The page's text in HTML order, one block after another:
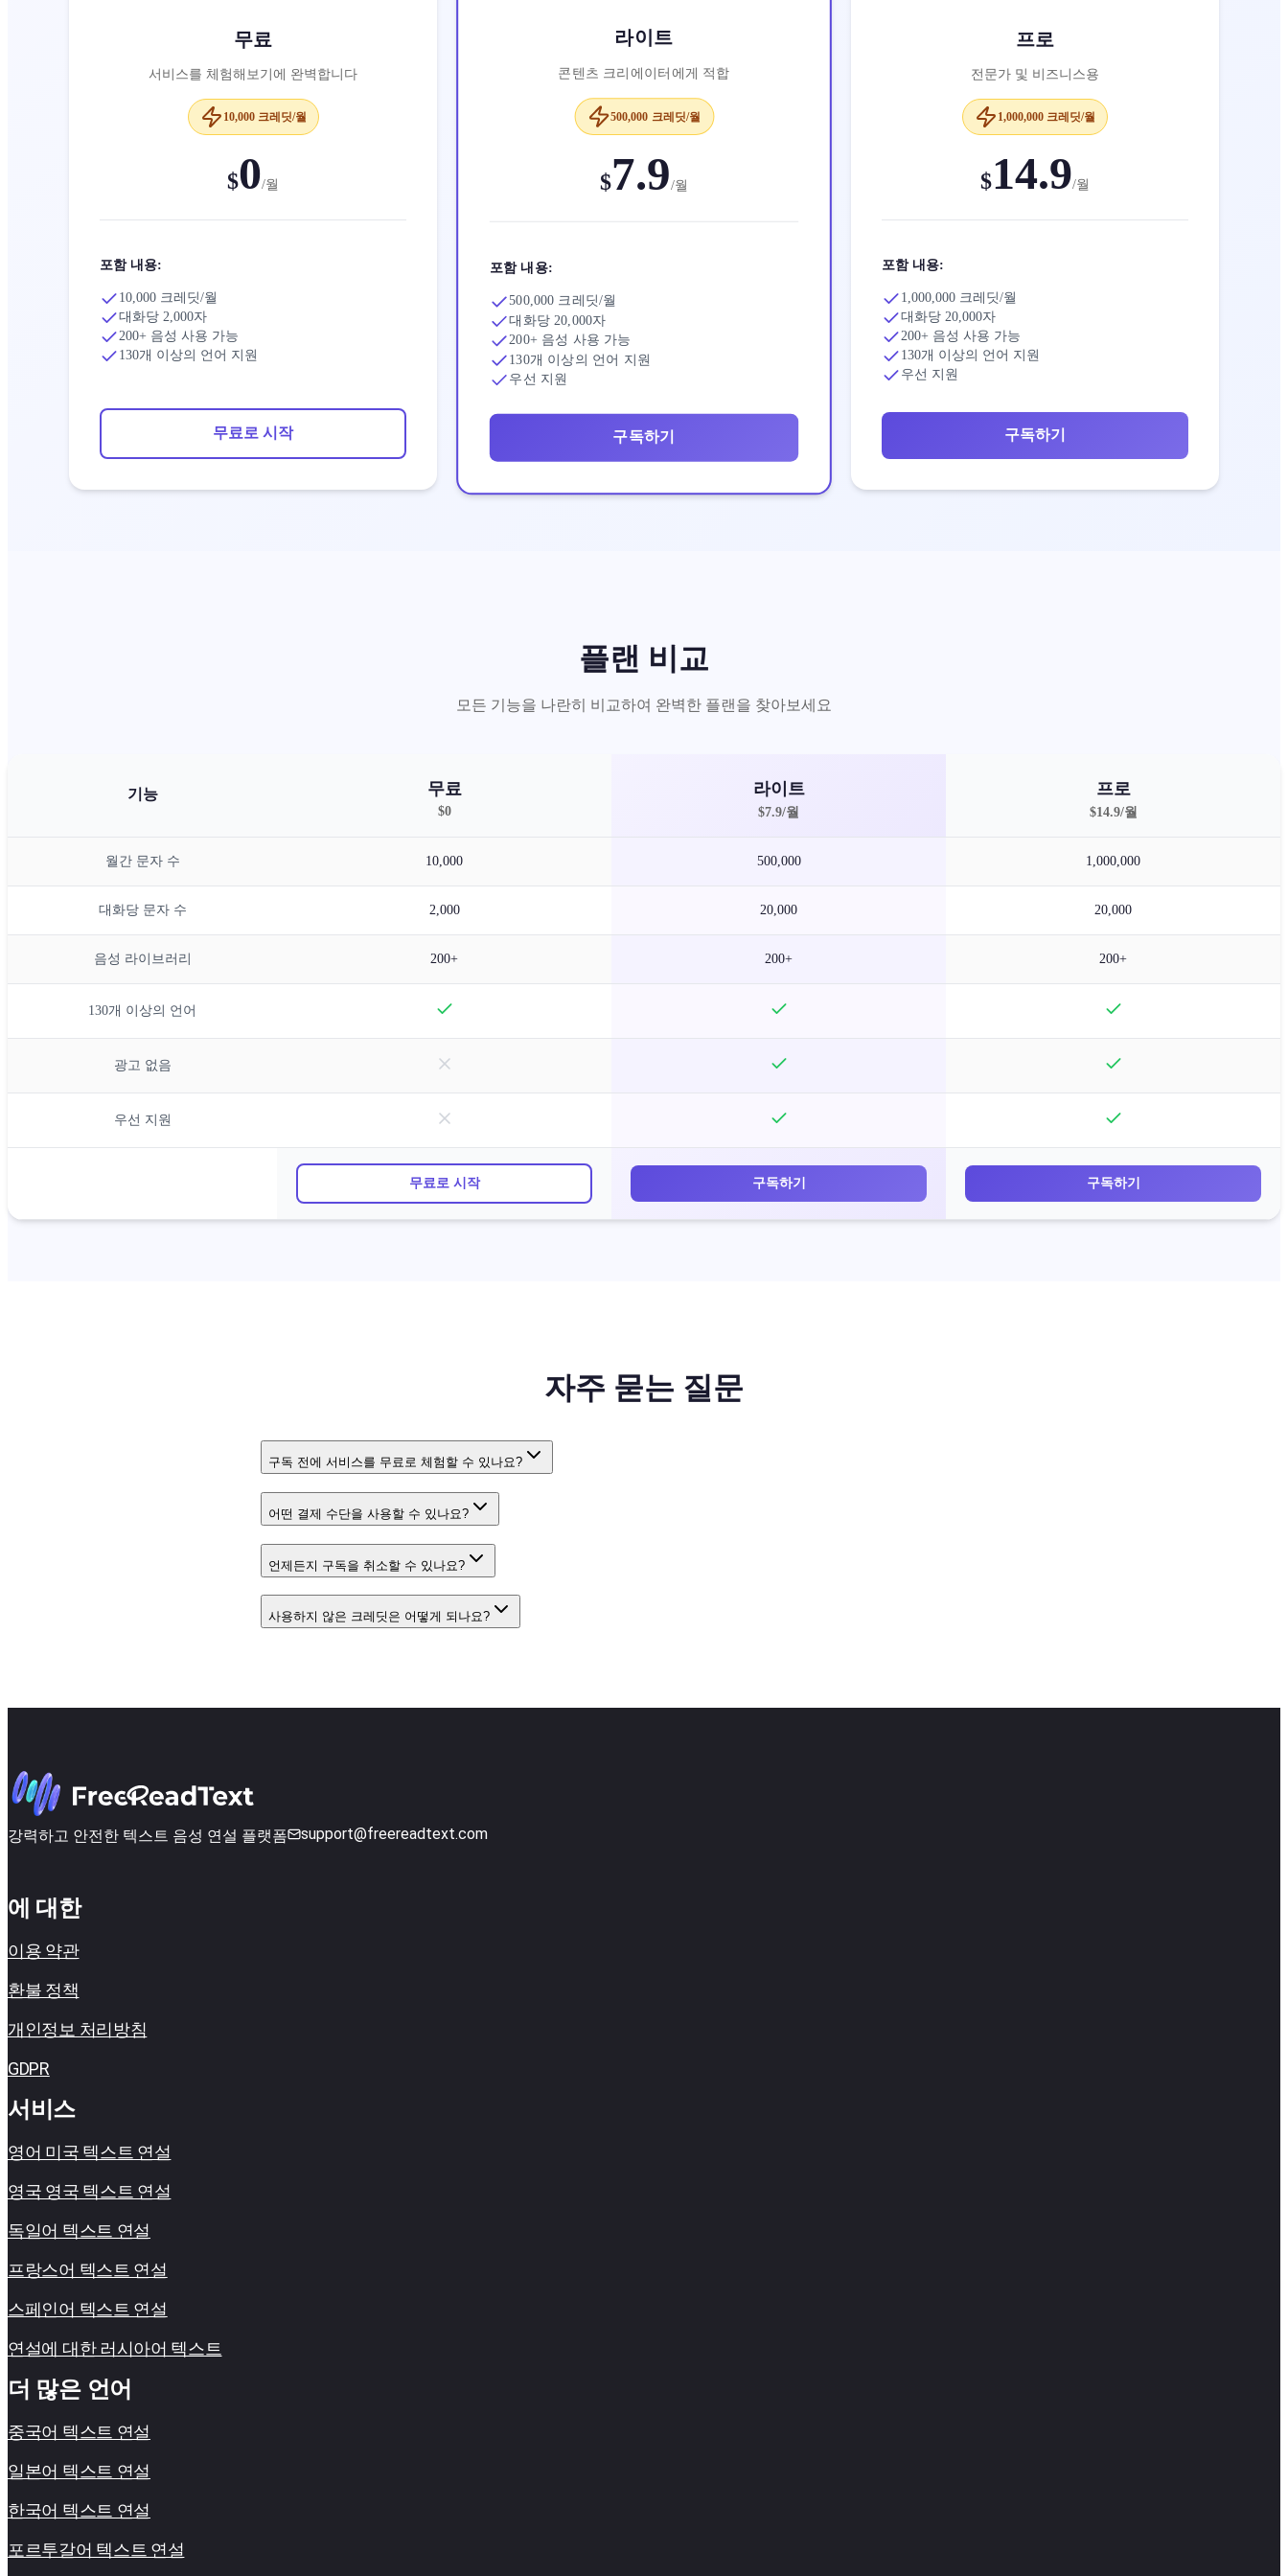
무료
서비스를 체험해보기에 완벽합니다
10,000 크레딧/월
$0/월
포함 내용:
10,000 크레딧/월
대화당 2,000자
200+ 음성 사용 가능
130개 이상의 언어 지원
무료로 시작
라이트
콘텐츠 크리에이터에게 적합
500,000 크레딧/월
$7.9/월
포함 내용:
500,000 크레딧/월
대화당 20,000자
200+ 음성 사용 가능
130개 이상의 언어 지원
우선 지원
구독하기
프로
전문가 및 비즈니스용
1,000,000 크레딧/월
$14.9/월
포함 내용:
1,000,000 크레딧/월
대화당 20,000자
200+ 음성 사용 가능
130개 이상의 언어 지원
우선 지원
구독하기
플랜 비교
모든 기능을 나란히 비교하여 완벽한 플랜을 찾아보세요
기능 무료
$0
라이트
$7.9/월
프로
$14.9/월
월간 문자 수 10,000 500,000 1,000,000
대화당 문자 수 2,000 20,000 20,000
음성 라이브러리 200+ 200+ 200+
130개 이상의 언어
광고 없음
우선 지원
무료로 시작 구독하기 구독하기
자주 묻는 질문
구독 전에 서비스를 무료로 체험할 수 있나요?
어떤 결제 수단을 사용할 수 있나요?
언제든지 구독을 취소할 수 있나요?
사용하지 않은 크레딧은 어떻게 되나요?
강력하고 안전한 텍스트 음성 연설 플랫폼 support@freereadtext.com
에 대한
이용 약관
환불 정책
개인정보 처리방침
GDPR
서비스
영어 미국 텍스트 연설
영국 영국 텍스트 연설
독일어 텍스트 연설
프랑스어 텍스트 연설
스페인어 텍스트 연설
연설에 대한 러시아어 텍스트
더 많은 언어
중국어 텍스트 연설
일본어 텍스트 연설
한국어 텍스트 연설
포르투갈어 텍스트 연설